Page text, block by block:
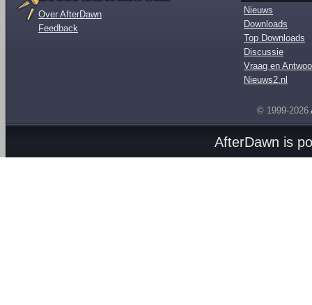
Over AfterDawn
Feedback
Nieuws
Downloads
Top Downloads
Discussie
Vraag en
Nieuws2.nl
© 1999-2026
AfterDawn is